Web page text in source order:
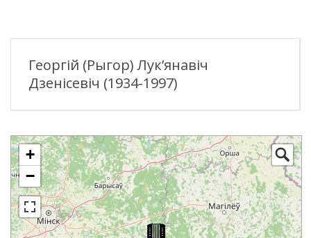
Георгій (Рыгор) Лук’янавіч
Дзенісевіч (1934-1997)
+
−